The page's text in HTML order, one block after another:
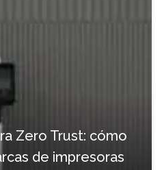
Zero Trust: cómo
de impresoras